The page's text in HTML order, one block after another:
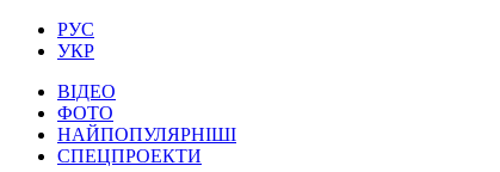
РУС
УКР
ВІДЕО
ФОТО
НАЙПОПУЛЯРНІШІ
СПЕЦПРОЕКТИ